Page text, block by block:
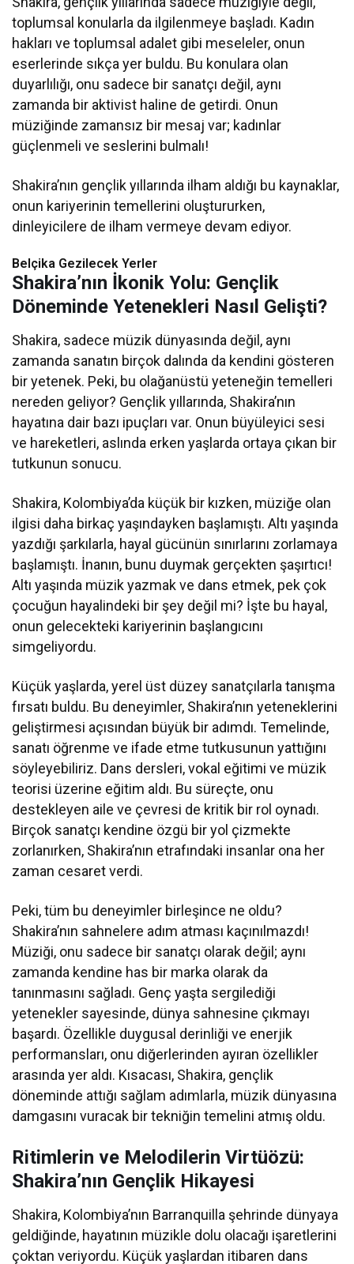
toplumsal konularla da ilgilenmeye başladı. Kadın
hakları ve toplumsal adalet gibi meseleler, onun
eserlerinde sıkça yer buldu. Bu konulara olan
duyarlılığı, onu sadece bir sanatçı değil, aynı
zamanda bir aktivist haline de getirdi. Onun
müziğinde zamansız bir mesaj var; kadınlar
güçlenmeli ve seslerini bulmalı!
Shakira’nın gençlik yıllarında ilham aldığı bu kaynaklar,
onun kariyerinin temellerini oluştururken,
dinleyicilere de ilham vermeye devam ediyor.
Belçika Gezilecek Yerler
Shakira’nın İkonik Yolu: Gençlik
Döneminde Yetenekleri Nasıl Gelişti?
Shakira, sadece müzik dünyasında değil, aynı
zamanda sanatın birçok dalında da kendini gösteren
bir yetenek. Peki, bu olağanüstü yeteneğin temelleri
nereden geliyor? Gençlik yıllarında, Shakira’nın
hayatına dair bazı ipuçları var. Onun büyüleyici sesi
ve hareketleri, aslında erken yaşlarda ortaya çıkan bir
tutkunun sonucu.
Shakira, Kolombiya’da küçük bir kızken, müziğe olan
ilgisi daha birkaç yaşındayken başlamıştı. Altı yaşında
yazdığı şarkılarla, hayal gücünün sınırlarını zorlamaya
başlamıştı. İnanın, bunu duymak gerçekten şaşırtıcı!
Altı yaşında müzik yazmak ve dans etmek, pek çok
çocuğun hayalindeki bir şey değil mi? İşte bu hayal,
onun gelecekteki kariyerinin başlangıcını
simgeliyordu.
Küçük yaşlarda, yerel üst düzey sanatçılarla tanışma
fırsatı buldu. Bu deneyimler, Shakira’nın yeteneklerini
geliştirmesi açısından büyük bir adımdı. Temelinde,
sanatı öğrenme ve ifade etme tutkusunun yattığını
söyleyebiliriz. Dans dersleri, vokal eğitimi ve müzik
teorisi üzerine eğitim aldı. Bu süreçte, onu
destekleyen aile ve çevresi de kritik bir rol oynadı.
Birçok sanatçı kendine özgü bir yol çizmekte
zorlanırken, Shakira’nın etrafındaki insanlar ona her
zaman cesaret verdi.
Peki, tüm bu deneyimler birleşince ne oldu?
Shakira’nın sahnelere adım atması kaçınılmazdı!
Müziği, onu sadece bir sanatçı olarak değil; aynı
zamanda kendine has bir marka olarak da
tanınmasını sağladı. Genç yaşta sergilediği
yetenekler sayesinde, dünya sahnesine çıkmayı
başardı. Özellikle duygusal derinliği ve enerjik
performansları, onu diğerlerinden ayıran özellikler
arasında yer aldı. Kısacası, Shakira, gençlik
döneminde attığı sağlam adımlarla, müzik dünyasına
damgasını vuracak bir tekniğin temelini atmış oldu.
Ritimlerin ve Melodilerin Virtüözü:
Shakira’nın Gençlik Hikayesi
Shakira, Kolombiya’nın Barranquilla şehrinde dünyaya
geldiğinde, hayatının müzikle dolu olacağı işaretlerini
çoktan veriyordu. Küçük yaşlardan itibaren dans